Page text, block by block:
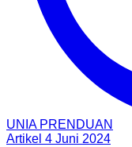
UNIA PRENDUAN
Artikel 4 Juni 2024